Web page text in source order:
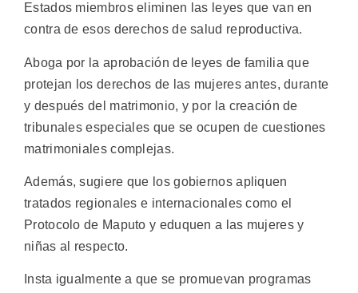
Estados miembros eliminen las leyes que van en
contra de esos derechos de salud reproductiva.
Aboga por la aprobación de leyes de familia que
protejan los derechos de las mujeres antes, durante
y después del matrimonio, y por la creación de
tribunales especiales que se ocupen de cuestiones
matrimoniales complejas.
Además, sugiere que los gobiernos apliquen
tratados regionales e internacionales como el
Protocolo de Maputo y eduquen a las mujeres y
niñas al respecto.
Insta igualmente a que se promuevan programas